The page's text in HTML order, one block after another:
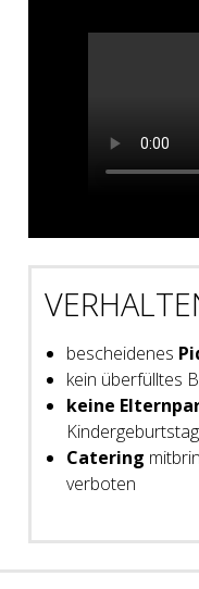
bescheidenes
kein überfülltes
keine
Catering
verboten